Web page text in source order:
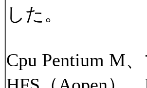
した。
Cpu Pentium M